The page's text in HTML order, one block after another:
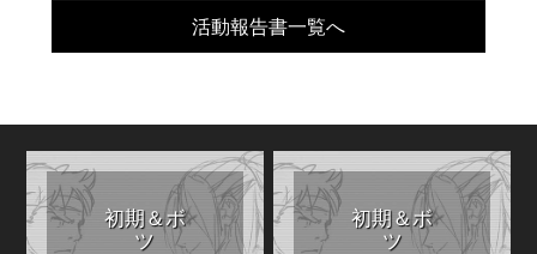
活動報告書一覧へ
初期＆ボ
ツ
初期＆ボ
ツ